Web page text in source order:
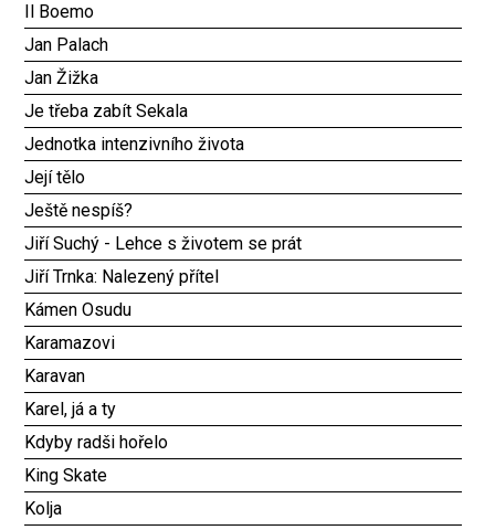
Il Boemo
Jan Palach
Jan Žižka
Je třeba zabít Sekala
Jednotka intenzivního života
Její tělo
Ještě nespíš?
Jiří Suchý - Lehce s životem se prát
Jiří Trnka: Nalezený přítel
Kámen Osudu
Karamazovi
Karavan
Karel, já a ty
Kdyby radši hořelo
King Skate
Kolja